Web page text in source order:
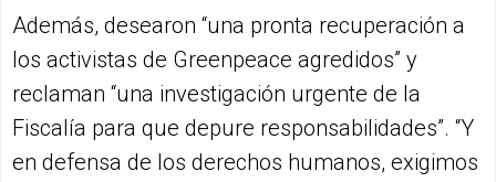
Además, desearon “una pronta recuperación a
los activistas de Greenpeace agredidos” y
reclaman “una investigación urgente de la
Fiscalía para que depure responsabilidades”. “Y
en defensa de los derechos humanos, exigimos